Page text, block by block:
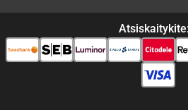
Atsiskaitykite: